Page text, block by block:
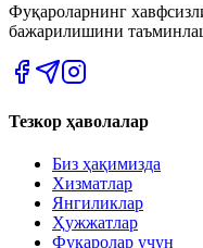
Фуқароларнинг
бажарилишини
Тезкор ҳаволалар
Биз ҳақимизда
Хизматлар
Янгиликлар
Ҳужжатлар
Фуқаролар учун